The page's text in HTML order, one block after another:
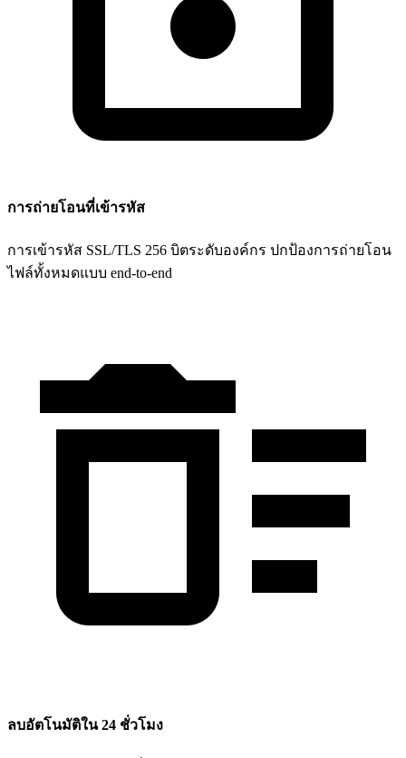
การถ่ายโอนที่เข้ารหัส
การเข้ารหัส SSL/TLS 256 บิตระดับองค์กร ปกป้องการถ่ายโอน
ไฟล์ทั้งหมดแบบ end-to-end
ลบอัตโนมัติใน 24 ชั่วโมง